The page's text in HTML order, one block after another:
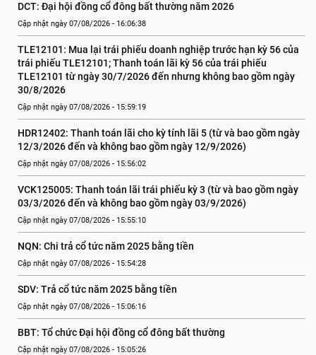
DCT: Đại hội đồng cổ đông bất thường năm 2026
Cập nhật ngày 07/08/2026 - 16:06:38
TLE12101: Mua lại trái phiếu doanh nghiệp trước hạn kỳ 56 của
trái phiếu TLE12101; Thanh toán lãi kỳ 56 của trái phiếu
TLE12101 từ ngày 30/7/2026 đến nhưng không bao gồm ngày
30/8/2026
Cập nhật ngày 07/08/2026 - 15:59:19
HDR12402: Thanh toán lãi cho kỳ tính lãi 5 (từ và bao gồm ngày
12/3/2026 đến và không bao gồm ngày 12/9/2026)
Cập nhật ngày 07/08/2026 - 15:56:02
VCK125005: Thanh toán lãi trái phiếu kỳ 3 (từ và bao gồm ngày
03/3/2026 đến và không bao gồm ngày 03/9/2026)
Cập nhật ngày 07/08/2026 - 15:55:10
NQN: Chi trả cổ tức năm 2025 bằng tiền
Cập nhật ngày 07/08/2026 - 15:54:28
SDV: Trả cổ tức năm 2025 bằng tiền
Cập nhật ngày 07/08/2026 - 15:06:16
BBT: Tổ chức Đại hội đồng cổ đông bất thường
Cập nhật ngày 07/08/2026 - 15:05:26